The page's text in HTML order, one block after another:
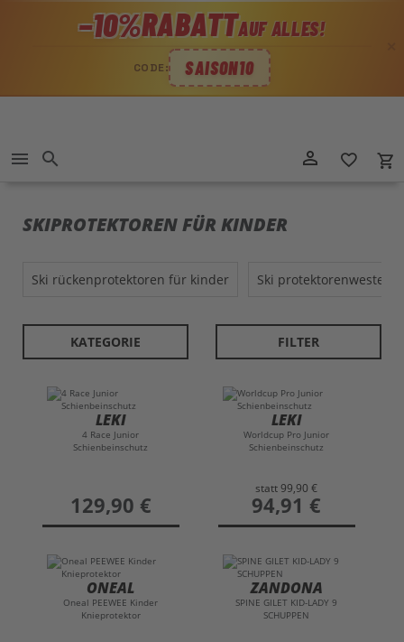
−10%RABATTAUF ALLES!
CODE: SAISON10
person_outline favorite_border local_grocery_store
menu search
SKIPROTEKTOREN FÜR KINDER
ski rückenprotektoren für kinder ski protektorenweste
KATEGORIE FILTER
LEKI
4 Race Junior
Schienbeinschutz
preis
129,90 €
LEKI
Worldcup Pro Junior
Schienbeinschutz
statt99,90 €
preis
94,91 €
ONEAL
Oneal PEEWEE Kinder
Knieprotektor
ZANDONA
SPINE GILET KID-LADY 9
SCHUPPEN